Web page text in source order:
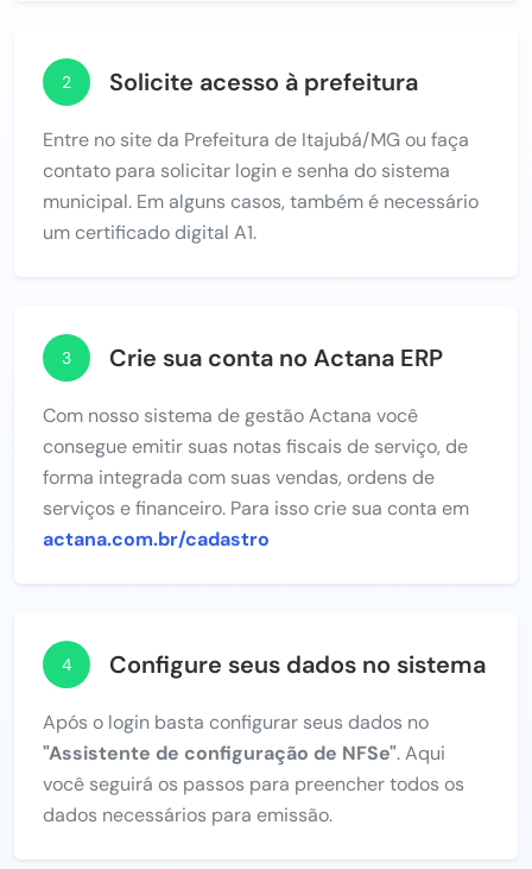
2 Solicite acesso à prefeitura
Entre no site da Prefeitura de Itajubá/MG ou faça
contato para solicitar login e senha do sistema
municipal. Em alguns casos, também é necessário
um certificado digital A1.
3 Crie sua conta no Actana ERP
Com nosso sistema de gestão Actana você
consegue emitir suas notas fiscais de serviço, de
forma integrada com suas vendas, ordens de
serviços e financeiro. Para isso crie sua conta em
actana.com.br/cadastro
4 Configure seus dados no sistema
Após o login basta configurar seus dados no
"Assistente de configuração de NFSe". Aqui
você seguirá os passos para preencher todos os
dados necessários para emissão.